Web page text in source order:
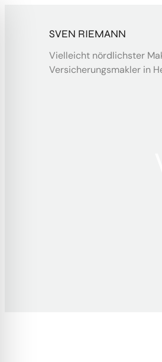
SVEN RIEMANN
Vielleicht nördlichster
Versicherungsmakler in